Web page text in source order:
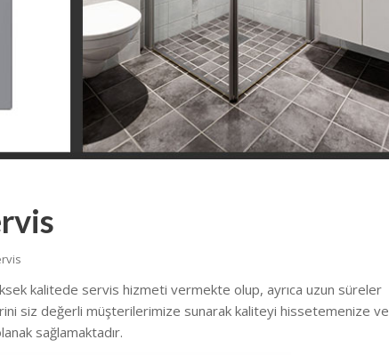
kalitede servis hizmeti vermekte olup, ayrıca uzun süreler
siz değerli müşterilerimize sunarak kaliteyi hissetemenize ve
sağlamaktadır.